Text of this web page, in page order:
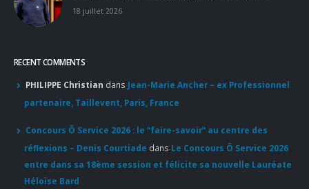
18 juillet 2026
RECENT COMMENTS
PHILIPPE Christian dans Jean-Marie Ancher – ex Professionnel
partenaire, Taillevent, Paris, France
Concours Ô Service 2026 : le “faire-savoir” au centre des
réflexions – Denis Courtiade dans Le Concours Ô Service 2026
entre dans sa 18ème session et félicite sa nouvelle Lauréate
Héloïse Bard